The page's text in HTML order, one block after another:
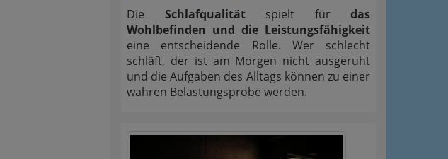
Die Schlafqualitätspielt für das
Wohlbefinden und die Leistungsfähigkeit
eine entscheidende Rolle. Wer schlecht
schläft, der ist am Morgen nicht ausgeruht
und die Aufgaben des Alltags können zu einer
wahren Belastungsprobe werden.